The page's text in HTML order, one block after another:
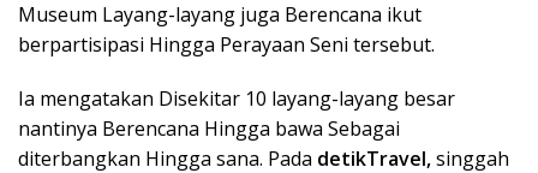
Museum Layang-layang juga Berencana ikut
berpartisipasi Hingga Perayaan Seni tersebut.
Ia mengatakan Disekitar 10 layang-layang besar
nantinya Berencana Hingga bawa Sebagai
diterbangkan Hingga sana. Pada detikTravel,singgah